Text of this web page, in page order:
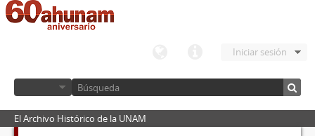
Iniciar sesión
El Archivo Histórico de la UNAM